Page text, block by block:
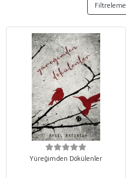
Filtreleme
Yüreğimden Dökülenler